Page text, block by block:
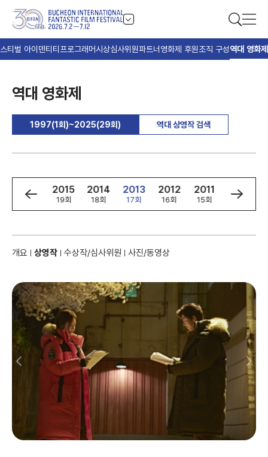
티벌 아이덴티티 프로그래머시상심사위원파트너 영화제 후원조직 구성역대 영화제
역대 영화제
1997(1회)~2025(29회) 역대 상영작 검색
2016
20회
2015
19회
2014
18회
2013
17회
2012
16회
2011
15회
2010
14회
개요 상영작 수상작/심사위원 사진/동영상